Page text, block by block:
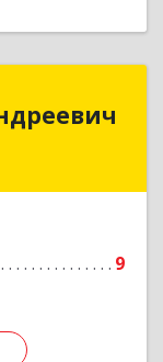
9